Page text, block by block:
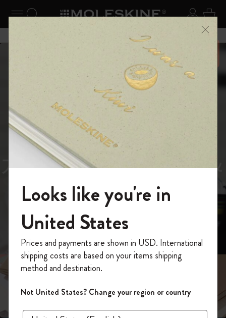
ナビゲーションの切替 ログ
検索 (キーワードなど) カ
6,500円以上のご購入で送料無料 メニ
ーを閉じる
あるページから始まる物語
Reframe
Sunglasses（リフレー
ム サングラス）
スライド表示0
スライド表示1
スライド表示2
スライド表示3
スライド表示4
スライド表示5
モレスキンの世界へようこそ
「WELCOME10」を入力すると、初回注
文が10%オフ＋送料無料になります。セ
ール・アウトレット品は適用外。
Moleskineアカウントを作成して限定オフ
ァーや会員特典、さらに多くのインスピ
レーションを手に入れましょう。
Looks like you're in
United States
Prices and payments are shown in USD. International
shipping costs are based on your items shipping
method and destination.
Not United States? Change your region or country